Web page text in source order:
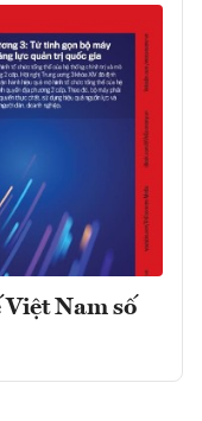
Nam số